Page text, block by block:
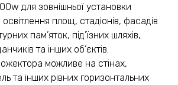
для зовнішньої установки
площ, стадіонів, фасадів
пам’яток, під’їзних шляхів,
та інших об’єктів.
можливе на стінах,
та інших рівних горизонтальних